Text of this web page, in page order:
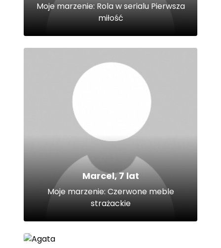
Moje marzenie: Rola w serialu Pierwsza
miłość
Marcel, 7 lat
Moje marzenie: Czerwone meble
strażackie